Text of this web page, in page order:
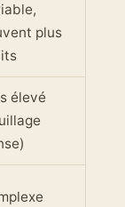
plus
élevé